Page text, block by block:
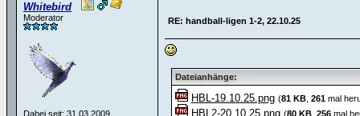
Whitebird
Moderator
Dabei seit: 31.03.2009
RE: handball-ligen 1-2, 22.10.25
Dateianhänge:
HBL-19.10.25.png (81 KB, 261mal
HBL2-20.10.25.png (80 KB, 256mal